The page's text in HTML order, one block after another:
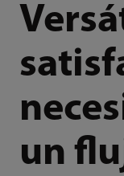
un